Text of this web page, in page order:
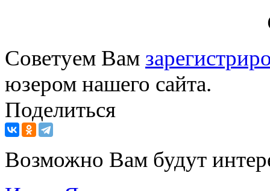
Советуем Вам
юзером нашего сайта.
Поделиться
Возможно Вам будут